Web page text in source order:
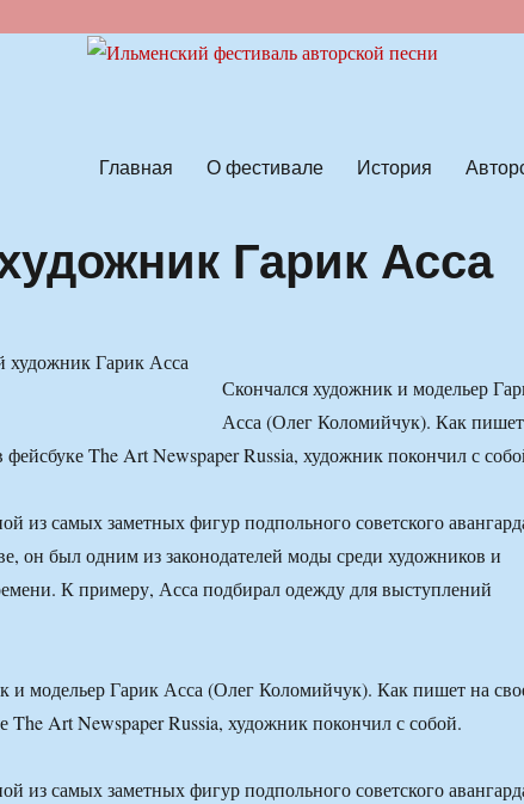
Главная О фестивале История
Гарик Асса
Скончался художник и модельер
Асса (Олег Коломийчук). Как пишет
фейсбуке The Art Newspaper Russia, художник покончил с
из самых заметных фигур подпольного советского
он был одним из законодателей моды среди художников и
К примеру, Асса подбирал одежду для выступлений
и модельер Гарик Асса (Олег Коломийчук). Как пишет на
The Art Newspaper Russia, художник покончил с собой.
из самых заметных фигур подпольного советского